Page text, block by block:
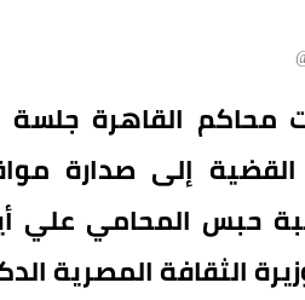
القاهرة جلسة
إلى صدارة
الثقافة المصرية